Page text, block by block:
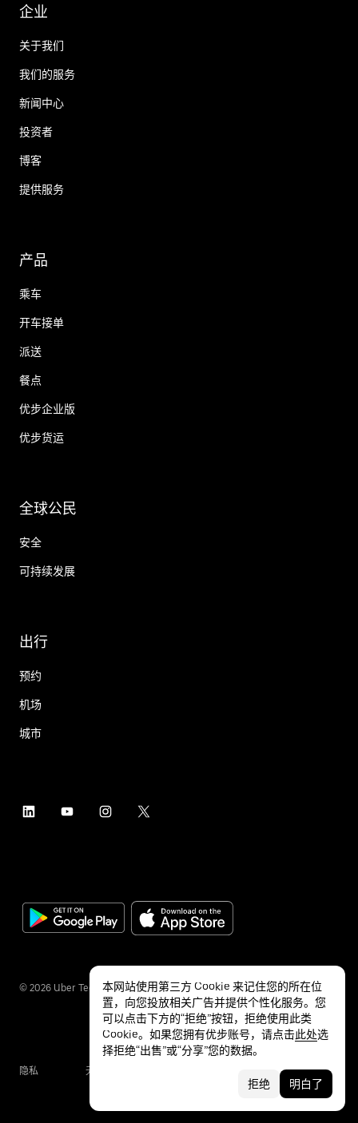
企业
关于我们
我们的服务
新闻中心
投资者
博客
提供服务
产品
乘车
开车接单
派送
餐点
优步企业版
优步货运
全球公民
安全
可持续发展
出行
预约
机场
城市
© 2026 Uber Technologies Inc.
隐私 无障碍服务
本网站使用第三方 Cookie 来记住您的所在位
置，向您投放相关广告并提供个性化服务。您
可以点击下方的“拒绝”按钮，拒绝使用此类
Cookie。如果您拥有优步账号，请点击此处选
择拒绝“出售”或“分享”您的数据。
拒绝 明白了